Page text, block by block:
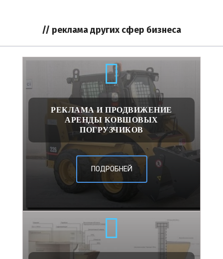
// реклама других сфер бизнеса
РЕКЛАМА И ПРОДВИЖЕНИЕ
АРЕНДЫ КОВШОВЫХ
ПОГРУЗЧИКОВ
ПОДРОБНЕЙ